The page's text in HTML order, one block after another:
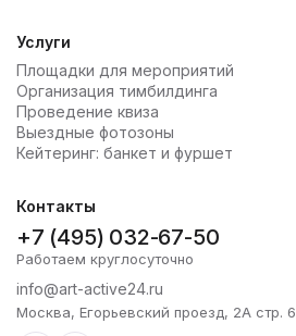
Услуги
Площадки для мероприятий
Организация тимбилдинга
Проведение квиза
Выездные фотозоны
Кейтеринг: банкет и фуршет
Контакты
+7 (495) 032-67-50
Работаем круглосуточно
info@art-active24.ru
Москва, Егорьевский проезд, 2А стр. 6